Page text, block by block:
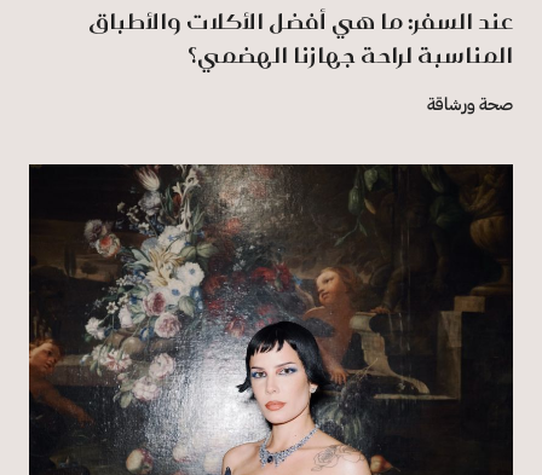
عند السفر: ما هي أفضل الأكلات والأطباق
المناسبة لراحة جهازنا الهضمي؟
صحة ورشاقة